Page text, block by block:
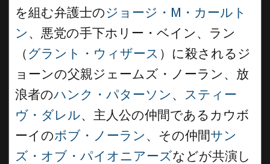
を組む弁護士のジョージ・M・カールト
ン 、悪党の手下ホリー・ベイン、ラン
（ グラント・ウィザース ）に殺されるジ
ョーンの父親ジェームズ・ノーラン、放
浪者のハンク・パターソン 、 スティー
ヴ・ダレル、主人公の仲間であるカウボ
ーイのボブ・ノーラン 、その仲間サン
ズ・オブ・パイオニアーズなどが共演し